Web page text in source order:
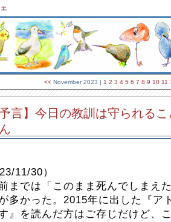
<< November 2023 | 1 2 3 4 5 6 7 8 9 10 11
予言】今日の教訓は守られる
11/30）
までは「このまま死んでしまえ
多かった。2015年に出した『ア
』を読んだ方はご存じだけど、